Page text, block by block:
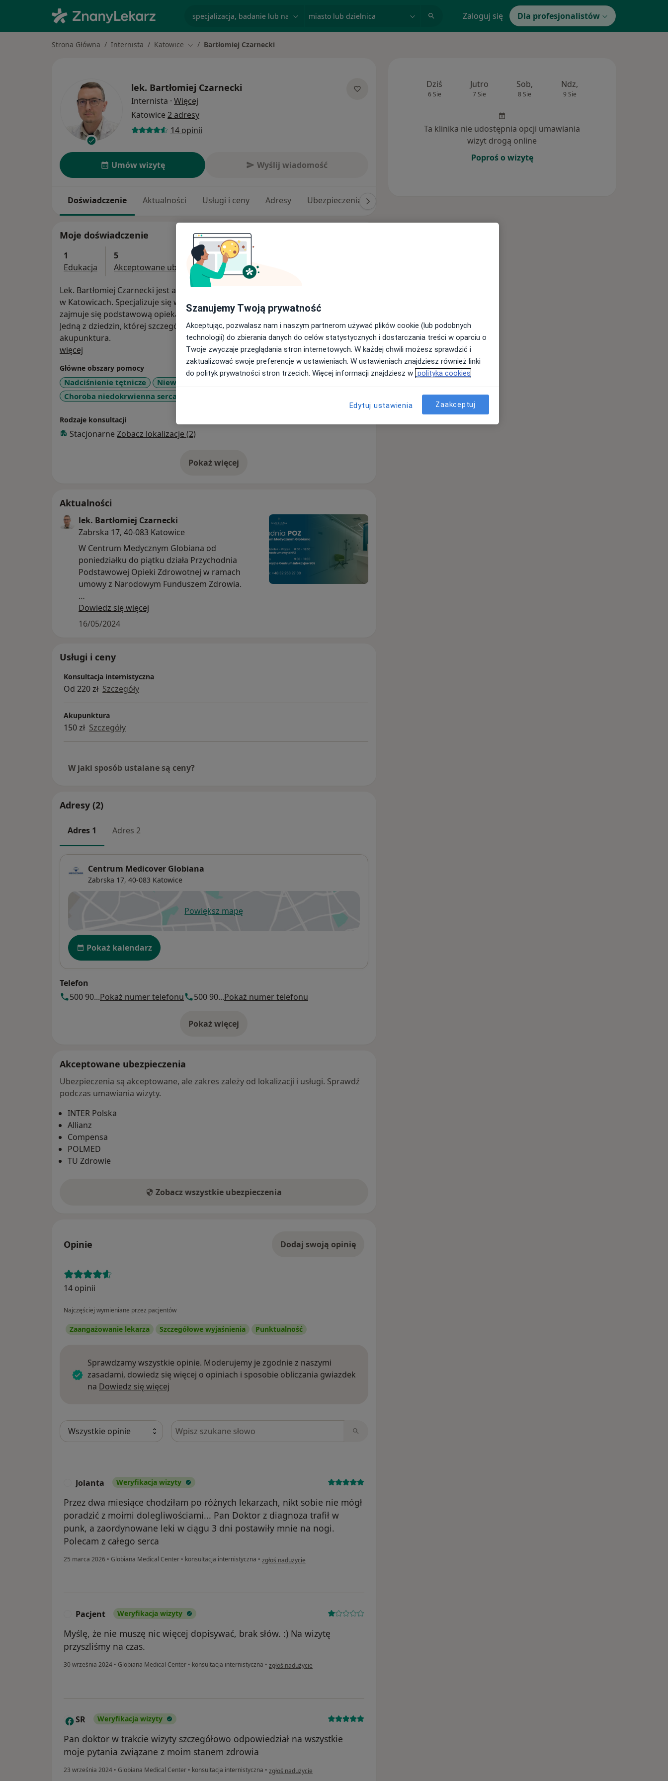
Zaloguj się Dla profesjonalistów
Strona Główna Internista Katowice Zmień miasto
Bartłomiej Czarnecki
lek. Bartłomiej Czarnecki
Internista · Więcej
Katowice 2 adresy
14 opinii
Umów wizytę Wyślij wiadomość
Doświadczenie Aktualności Usługi i ceny Adresy Ubezpieczenia
Moje doświadczenie
1
Edukacja
5
Akceptowane ubezpieczenia
Lek. Bartłomiej Czarnecki jest absolwentem Śląskiego Uniwersytetu Medycznego
w Katowicach. Specjalizuje się w zakresie chorób wewnętrznych. Jako internista
zajmuje się podstawową opieką zdrowotną.
Jedną z dziedzin, której szczególną uwagę poświęca lek. Bartłomiej Czarnecki jest
akupunktura.
więcej
Główne obszary pomocy
Nadciśnienie tętnicze Niewydolność serca
Choroba niedokrwienna serca
Rodzaje konsultacji
Stacjonarne Zobacz lokalizacje (2)
Pokaż więcejo doświadczeniu
Aktualności
lek. Bartłomiej Czarnecki
Zabrska 17, 40-083 Katowice
W Centrum Medycznym Globiana od
poniedziałku do piątku działa Przychodnia
Podstawowej Opieki Zdrowotnej w ramach
umowy z Narodowym Funduszem Zdrowia.
Z kolei w sobotę w ramach Przychodni POZ
Globiana funkcjonuje Komercyjne Centrum
internistów, bez konieczności czekania w
zdrowotnej.
Dowiedz się więcej
16/05/2024
Usługi i ceny
Konsultacja internistyczna
Od 220 zł Szczegóły
Akupunktura
150 zł Szczegóły
W jaki sposób ustalane są ceny?
Adresy (2)
Adres 1 Adres 2
Centrum Medicover Globiana
Zabrska 17, 40-083 Katowice
Powiększ mapęotwiera się w nowej karcie
Dostępność
Pokaż kalendarz
Telefon
500 90...Pokaż numer telefonu 500 90...Pokaż numer telefonu
Pokaż więcej
o adresie
Akceptowane ubezpieczenia
Ubezpieczenia są akceptowane, ale zakres zależy od lokalizacji i usługi. Sprawdź
podczas umawiania wizyty.
INTER Polska
Allianz
Compensa
POLMED
TU Zdrowie
Zobacz wszystkie ubezpieczenia
Opinie Dodaj swoją opinię
14 opinii
Najczęściej wymieniane przez pacjentów
Zaangażowanie lekarza Szczegółowe wyjaśnienia Punktualność
Sprawdzamy wszystkie opinie. Moderujemy je zgodnie z naszymi
zasadami, dowiedz się więcej o opiniach i sposobie obliczania gwiazdek
na Dowiedz się więcej
Szukaj w opiniach
Jolanta Weryfikacja wizyty
Przez dwa miesiące chodziłam po różnych lekarzach, nikt sobie nie mógł
poradzić z moimi dolegliwościami... Pan Doktor z diagnoza trafił w
punk, a zaordynowane leki w ciągu 3 dni postawiły mnie na nogi.
Polecam z całego serca
25 marca 2026 • Globiana Medical Center • konsultacja internistyczna • w opinii użytkownika Jolanta
zgłoś nadużycie
Pacjent Weryfikacja wizyty
Myślę, że nie muszę nic więcej dopisywać, brak słów. :) Na wizytę
przyszliśmy na czas.
30 września 2024 • Globiana Medical Center • konsultacja internistyczna • w opinii użytkownika Pacjent
zgłoś nadużycie
S SR Weryfikacja wizyty
Pan doktor w trakcie wizyty szczegółowo odpowiedział na wszystkie
moje pytania związane z moim stanem zdrowia
23 września 2024 • Globiana Medical Center • konsultacja internistyczna • w opinii użytkownika SR
zgłoś nadużycie
Dziś
6 Sie
Jutro
7 Sie
Sob,
8 Sie
Ndz,
9 Sie
Ta klinika nie udostępnia opcji umawiania
wizyt drogą online
Poproś o wizytę
Szanujemy Twoją prywatność
Akceptując, pozwalasz nam i naszym partnerom używać plików cookie (lub podobnych
technologii) do zbierania danych do celów statystycznych i dostarczania treści w oparciu o
Twoje zwyczaje przeglądania stron internetowych. W każdej chwili możesz sprawdzić i
zaktualizować swoje preferencje w ustawieniach. W ustawieniach znajdziesz również linki
do polityk prywatności stron trzecich. Więcej informacji znajdziesz w polityka cookies
Edytuj ustawienia Zaakceptuj